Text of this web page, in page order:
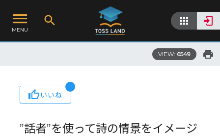
MENU
VIEW: 6549
いいね
”話者”を使って詩の情景をイメージ